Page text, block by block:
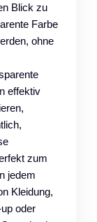
Blick zu
Farbe
ohne
effektiv
zum
jedem
Kleidung,
oder